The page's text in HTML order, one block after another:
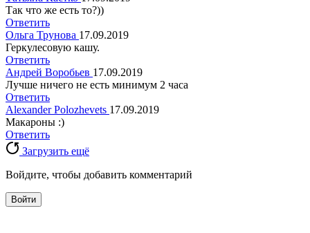
Так что же есть то?))
Ответить
Ольга Трунова 17.09.2019
Геркулесовую кашу.
Ответить
Андрей Воробьев 17.09.2019
Лучше ничего не есть минимум 2 часа
Ответить
Alexander Polozhevets 17.09.2019
Макароны :)
Ответить
Загрузить ещё
Войдите, чтобы добавить комментарий
Войти